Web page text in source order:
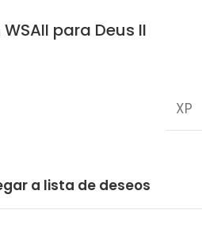
para Deus II
XP
a lista de deseos